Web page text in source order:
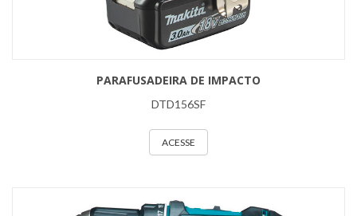
PARAFUSADEIRA DE IMPACTO
DTD156SF
ACESSE